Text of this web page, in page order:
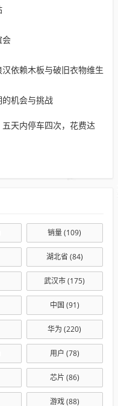
会
依赖木板与破旧衣物维生
机会与挑战
天内停车四次，花费达
销量(109)
湖北省 (84)
武汉市(175)
中国 (91)
华为 (220)
用户 (78)
芯片 (86)
游戏(88)